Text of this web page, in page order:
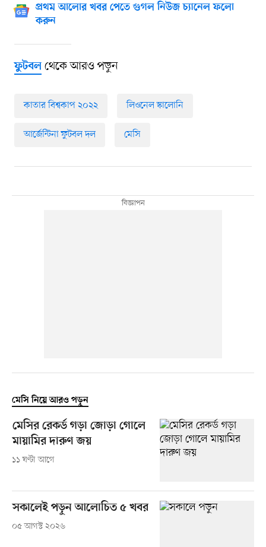
প্রথম আলোর খবর পেতে গুগল নিউজ চ্যানেল ফলো
করুন
ফুটবলথেকে আরও পড়ুন
কাতার বিশ্বকাপ ২০২২ লিওনেল স্কালোনি
আর্জেন্টিনা ফুটবল দল মেসি
মেসি নিয়ে আরও পড়ুন
মেসির রেকর্ড গড়া জোড়া গোলে
মায়ামির দারুণ জয়
১১ ঘণ্টা আগে
সকালেই পড়ুন আলোচিত ৫ খবর
০৫ আগস্ট ২০২৬